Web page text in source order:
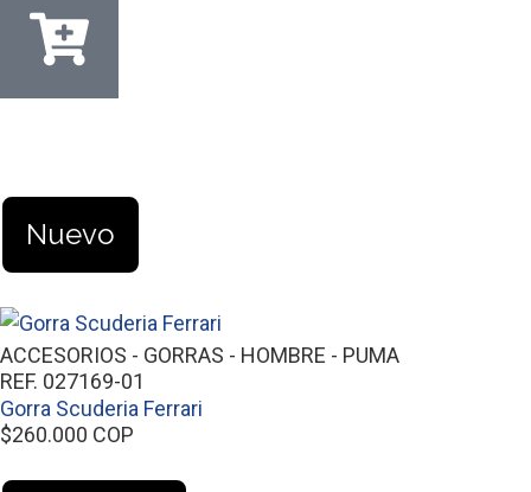
Nuevo
ACCESORIOS - GORRAS - HOMBRE - PUMA
REF. 027169-01
Gorra Scuderia Ferrari
$260.000 COP